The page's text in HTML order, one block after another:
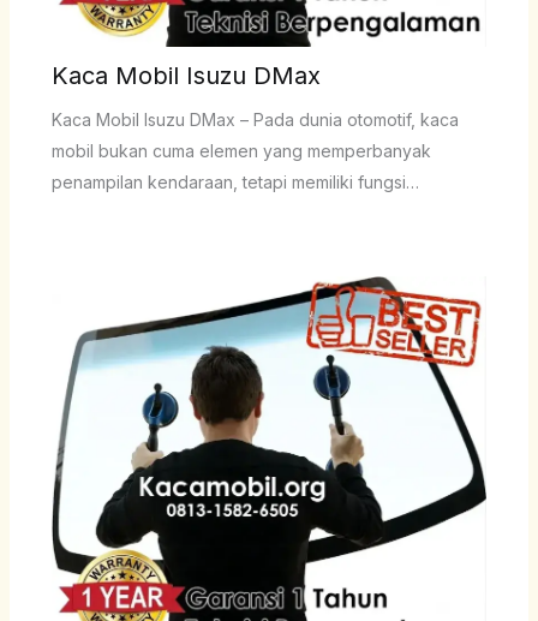
Kaca Mobil Isuzu DMax
Kaca Mobil Isuzu DMax – Pada dunia otomotif, kaca
mobil bukan cuma elemen yang memperbanyak
penampilan kendaraan, tetapi memiliki fungsi…